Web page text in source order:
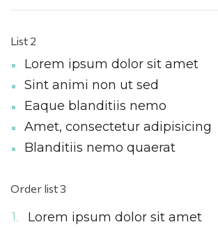
List 2
Lorem ipsum dolor sit amet
Sint animi non ut sed
Eaque blanditiis nemo
Amet, consectetur adipisicing
Blanditiis nemo quaerat
Order list 3
Lorem ipsum dolor sit amet